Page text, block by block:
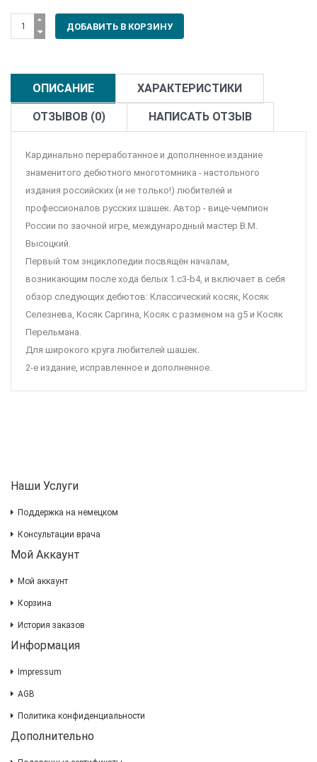
ОПИСАНИЕ ХАРАКТЕРИСТИКИ
ОТЗЫВОВ (0) НАПИСАТЬ ОТЗЫВ
Кардинально переработанное и дополненное издание
знаменитого дебютного многотомника - настольного
издания российских (и не только!) любителей и
профессионалов русских шашек. Автор - вице-чемпион
России по заочной игре, международный мастер В.М.
Высоцкий.
Первый том энциклопедии посвящён началам,
возникающим после хода белых 1.c3-b4, и включает в себя
обзор следующих дебютов: Классический косяк, Косяк
Селезнева, Косяк Саргина, Косяк с разменом на g5 и Косяк
Перельмана.
Для широкого круга любителей шашек.
2-е издание, исправленное и дополненное.
Наши Услуги
Поддержка на немецком
Консультации врача
Мой Аккаунт
Мой аккаунт
Корзина
История заказов
Информация
Impressum
AGB
Политика конфиденциальности
Дополнительно